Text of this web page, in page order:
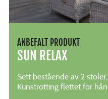
ANBEFALT PRODUKT
SUN RELAX
Sett bestående av 2
Kunstrotting flettet for